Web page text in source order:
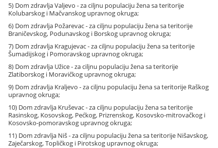
5) Dom zdravlja Valjevo - za ciljnu populaciju žena sa teritorije
Kolubarskog i Mačvanskog upravnog okruga;
6) Dom zdravlja Požarevac - za ciljnu populaciju žena sa teritorije
Braničevskog, Podunavskog i Borskog upravnog okruga;
7) Dom zdravlja Kragujevac - za ciljnu populaciju žena sa teritorije
Šumadijskog i Pomoravskog upravnog okruga;
8) Dom zdravlja Užice - za ciljnu populaciju žena sa teritorije
Zlatiborskog i Moravičkog upravnog okruga;
9) Dom zdravlja Kraljevo - za ciljnu populaciju žena sa teritorije Raškog
upravnog okruga;
10) Dom zdravlja Kruševac - za ciljnu populaciju žena sa teritorije
Rasinskog, Kosovskog, Pećkog, Prizrenskog, Kosovsko-mitrovačkog i
Kosovsko-pomoravskog upravnog okruga;
11) Dom zdravlja Niš - za ciljnu populaciju žena sa teritorije Nišavskog,
Zaječarskog, Topličkog i Pirotskog upravnog okruga;